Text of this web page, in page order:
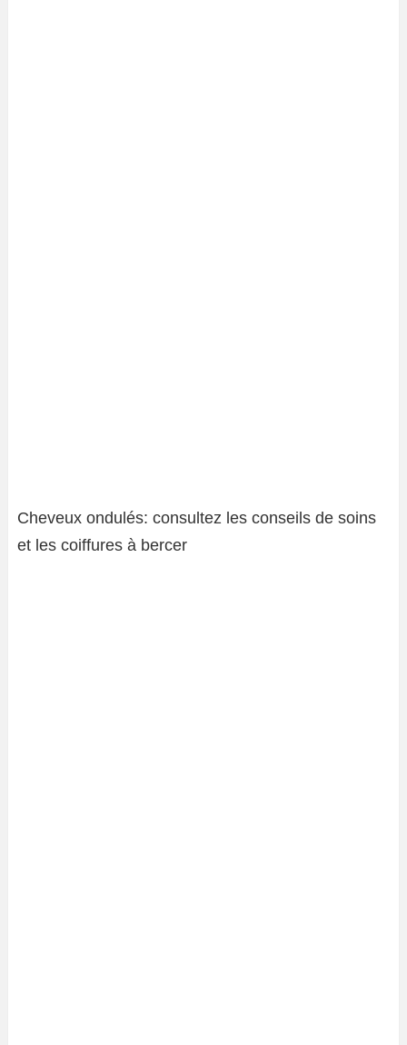
Cheveux ondulés: consultez les conseils de soins
et les coiffures à bercer